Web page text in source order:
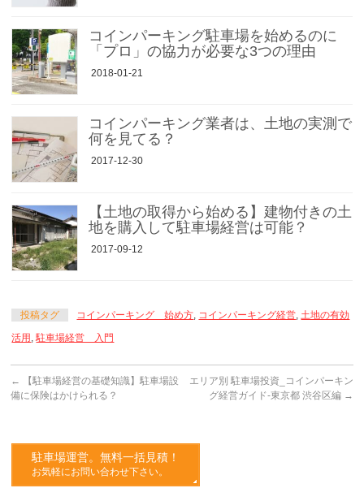
コインパーキング駐車場を始めるのに
「プロ」の協力が必要な3つの理由
2018-01-21
コインパーキング業者は、土地の実測で
何を見てる？
2017-12-30
【土地の取得から始める】建物付きの土
地を購入して駐車場経営は可能？
2017-09-12
投稿タグ コインパーキング 始め方 コインパーキング経営 土地の有効
活用 ,駐車場経営 入門
←
【駐車場経営の基礎知識】駐車場設
備に保険はかけられる？
エリア別 駐車場投資_コインパーキン
グ経営ガイド-東京都 渋谷区編 →
駐車場運営。無料一括見積！
お気軽にお問い合わせ下さい。